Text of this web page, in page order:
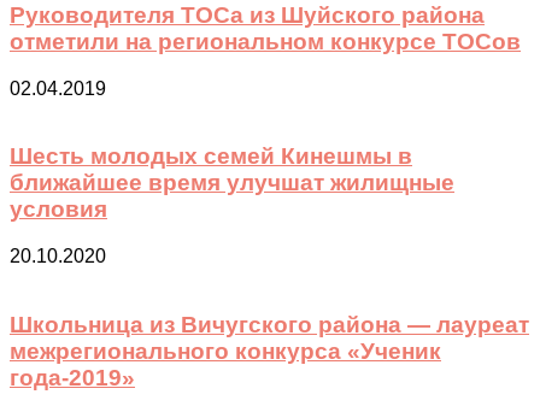
Руководителя ТОСа из Шуйского района
отметили на региональном конкурсе ТОСов
02.04.2019
Шесть молодых семей Кинешмы в
ближайшее время улучшат жилищные
условия
20.10.2020
Школьница из Вичугского района — лауреат
межрегионального конкурса «Ученик
года-2019»